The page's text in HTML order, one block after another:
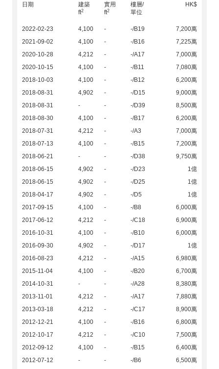
日期
建築
ft2
實用
ft2
樓層/
單位
HK$
2022-02-23 4,100 - -/B19
7,200萬
2021-09-02
4,100 - -/B16
7,225萬
2020-10-28
4,212 - -/A17
7,000萬
2020-10-15
4,100 - -/B11
7,080萬
2018-10-03
4,100 - -/B12
6,200萬
2018-08-31
4,902 - -/D15
9,000萬
2018-08-31
- - -/D39
8,500萬
2018-08-30
4,100 - -/B17
6,200萬
2018-07-31
4,212 - -/A3
7,000萬
2018-07-13
4,100 - -/B15
7,200萬
2018-06-21
- - -/D38
9,750萬
2018-06-15
4,902 - -/D23
1億
2018-06-15
4,902 - -/D25
1億
2018-04-17
4,902 - -/D5
1億
2017-09-15
4,100 - -/B8
6,000萬
2017-06-12
4,212 - -/C18
6,900萬
2016-10-31
4,100 - -/B10
6,000萬
2016-09-30
4,902 - -/D17
1億
2016-08-23
4,212 - -/A15
6,980萬
2015-11-04
4,100 - -/B20
6,700萬
2014-10-31
- - -/A28
8,380萬
2013-11-01
4,212 - -/A17
7,880萬
2013-03-18
4,212 - -/C17
8,900萬
2012-12-21
4,100 - -/B16
6,800萬
2012-10-17
4,212 - -/C10
7,500萬
2012-09-12
4,100 - -/B15
6,400萬
2012-07-12
- - -/B6
6,500萬